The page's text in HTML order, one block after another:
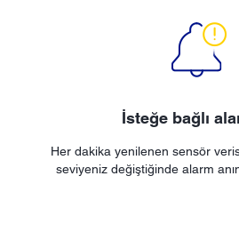
İsteğe bağlı
Her dakika yenilenen sensör
seviyeniz değiştiğinde alarm